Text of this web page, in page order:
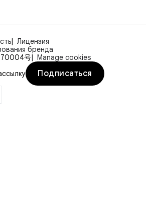
Лицензия
бренда
号
Manage cookies
Подписаться